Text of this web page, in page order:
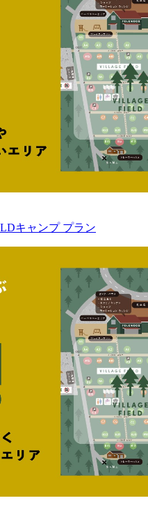
キャンプ プラン